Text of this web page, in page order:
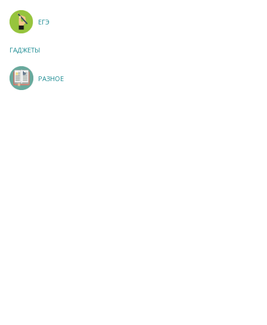
ЕГЭ
ГАДЖЕТЫ
РАЗНОЕ